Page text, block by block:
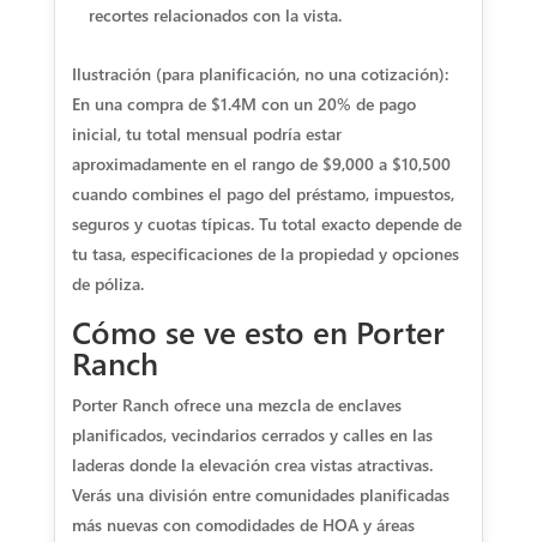
recortes relacionados con la vista.
Ilustración (para planificación, no una cotización):
En una compra de $1.4M con un 20% de pago
inicial, tu total mensual podría estar
aproximadamente en el rango de $9,000 a $10,500
cuando combines el pago del préstamo, impuestos,
seguros y cuotas típicas. Tu total exacto depende de
tu tasa, especificaciones de la propiedad y opciones
de póliza.
Cómo se ve esto en Porter
Ranch
Porter Ranch ofrece una mezcla de enclaves
planificados, vecindarios cerrados y calles en las
laderas donde la elevación crea vistas atractivas.
Verás una división entre comunidades planificadas
más nuevas con comodidades de HOA y áreas